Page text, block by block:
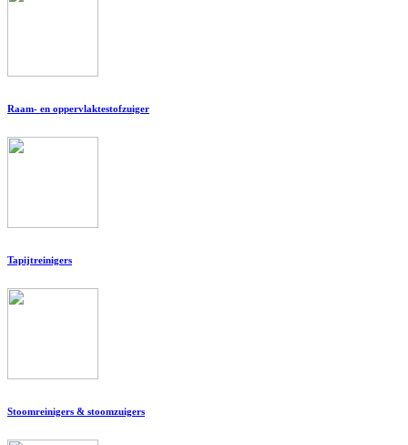
Raam- en oppervlaktestofzuiger
Tapijtreinigers
Stoomreinigers & stoomzuigers